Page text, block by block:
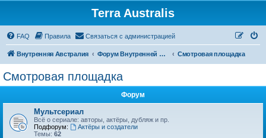
Terra Australis
FAQ Правила Связаться с администрацией
Внутренняя Австралия Форум Внутренней Австралии Смотровая площадка
Смотровая площадка
Форум
Мультсериал
Всё о сериале: авторы, актёры, дубляж и пр.
Подфорум:
Актёры и создатели
Темы: 62